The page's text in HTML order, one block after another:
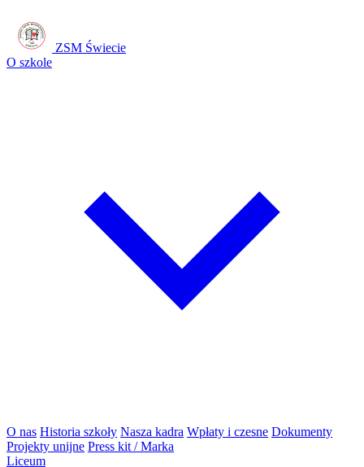
ZSM Świecie
O szkole
O nas Historia szkoły Nasza kadra Wpłaty i czesne Dokumenty
Projekty unijne Press kit / Marka
Liceum